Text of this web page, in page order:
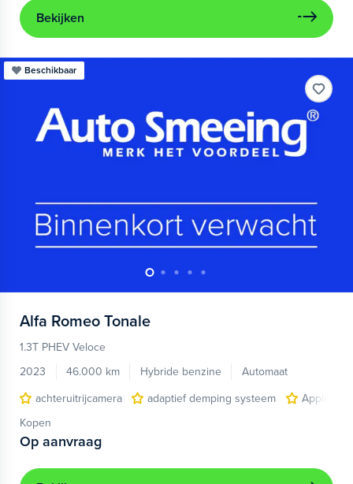
Bekijken
Beschikbaar
Alfa Romeo Tonale
1.3T PHEV Veloce
2023
46.000 km Hybride benzine
Automaat
achteruitrijcamera
adaptief demping systeem
Apple
Kopen
Op aanvraag